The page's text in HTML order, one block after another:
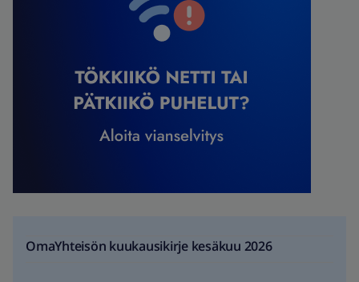
OmaYhteisön kuukausikirje kesäkuu 2026